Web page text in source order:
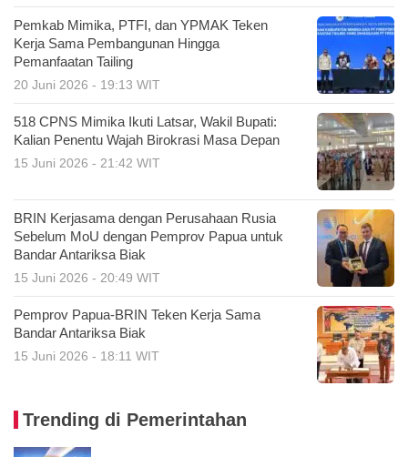
Pemkab Mimika, PTFI, dan YPMAK Teken
Kerja Sama Pembangunan Hingga
Pemanfaatan Tailing
20 Juni 2026 - 19:13 WIT
518 CPNS Mimika Ikuti Latsar, Wakil Bupati:
Kalian Penentu Wajah Birokrasi Masa Depan
15 Juni 2026 - 21:42 WIT
BRIN Kerjasama dengan Perusahaan Rusia
Sebelum MoU dengan Pemprov Papua untuk
Bandar Antariksa Biak
15 Juni 2026 - 20:49 WIT
Pemprov Papua-BRIN Teken Kerja Sama
Bandar Antariksa Biak
15 Juni 2026 - 18:11 WIT
Trending di Pemerintahan